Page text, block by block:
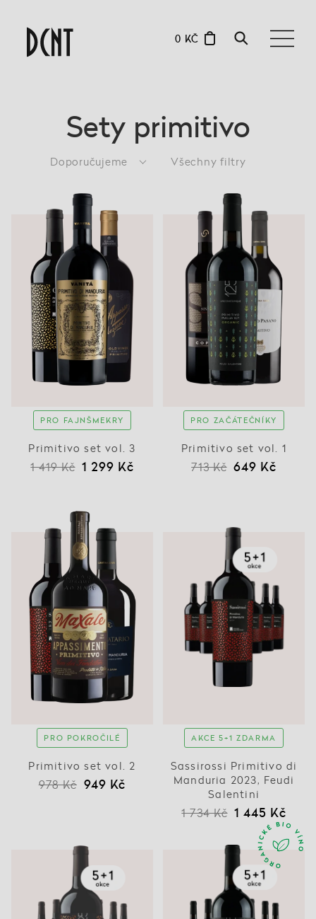
0 KČ
Sety primitivo
Doporučujeme Všechny filtry
PRO FAJNŠMEKRY
Primitivo set vol. 3
1 419 Kč 1 299 Kč
PRO ZAČÁTEČNÍKY
Primitivo set vol. 1
713 Kč 649 Kč
PRO POKROČILÉ
Primitivo set vol. 2
978 Kč 949 Kč
AKCE 5+1 ZDARMA
Sassirossi Primitivo di
Manduria 2023, Feudi
Salentini
1 734 Kč 1 445 Kč